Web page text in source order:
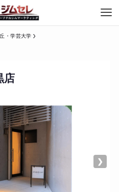
・学芸大学
店
❯